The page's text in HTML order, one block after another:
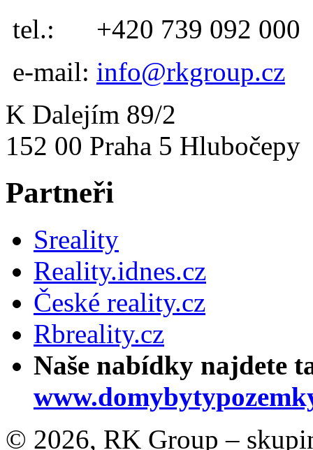
tel.: +420 739 092 000
e-mail: info@rkgroup.cz
K Dalejím 89/2
152 00 Praha 5 Hlubočepy
Partneři
Sreality
Reality.idnes.cz
České reality.cz
Rbreality.cz
Naše nabídky najdete
© 2026, RK Group –